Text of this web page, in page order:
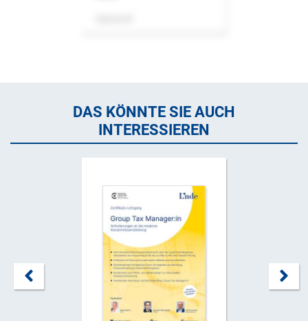
DAS KÖNNTE SIE AUCH
INTERESSIEREN